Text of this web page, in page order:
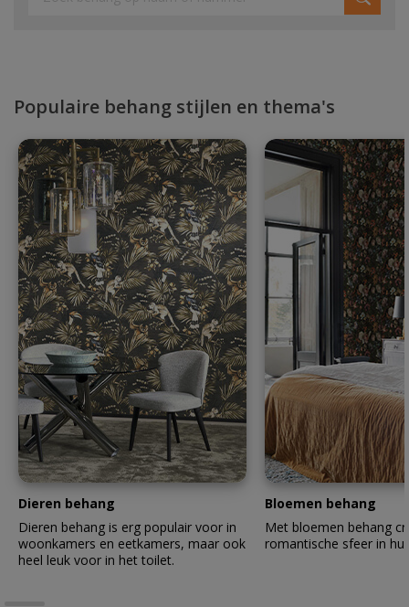
Populaire behang stijlen en thema's
Dieren behang
Dieren behang is erg populair voor in
woonkamers en eetkamers, maar ook
heel leuk voor in het toilet.
Bloemen behang
Met bloemen behang
romantische sfeer in